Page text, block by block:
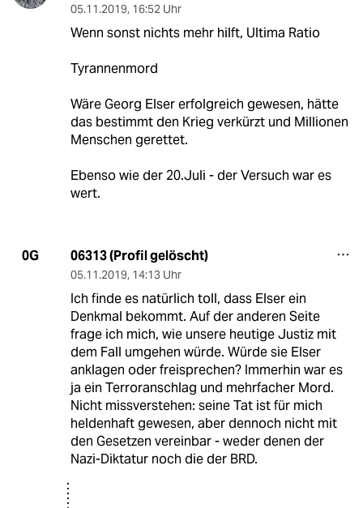
05.11.2019, 16:52 Uhr
Wenn sonst nichts mehr hilft, Ultima Ratio
Tyrannenmord
Wäre Georg Elser erfolgreich gewesen, hätte
das bestimmt den Krieg verkürzt und Millionen
Menschen gerettet.
Ebenso wie der 20.Juli - der Versuch war es
wert.
0G 06313 (Profil gelöscht)
05.11.2019, 14:13 Uhr
Ich finde es natürlich toll, dass Elser ein
Denkmal bekommt. Auf der anderen Seite
frage ich mich, wie unsere heutige Justiz mit
dem Fall umgehen würde. Würde sie Elser
anklagen oder freisprechen? Immerhin war es
ja ein Terroranschlag und mehrfacher Mord.
Nicht missverstehen: seine Tat ist für mich
heldenhaft gewesen, aber dennoch nicht mit
den Gesetzen vereinbar - weder denen der
Nazi-Diktatur noch die der BRD.